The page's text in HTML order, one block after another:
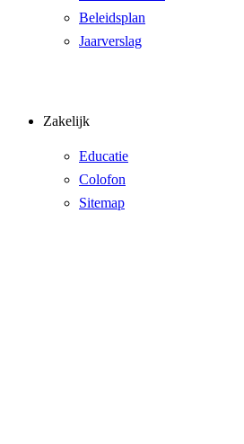
Beleidsplan
Jaarverslag
Zakelijk
Educatie
Colofon
Sitemap